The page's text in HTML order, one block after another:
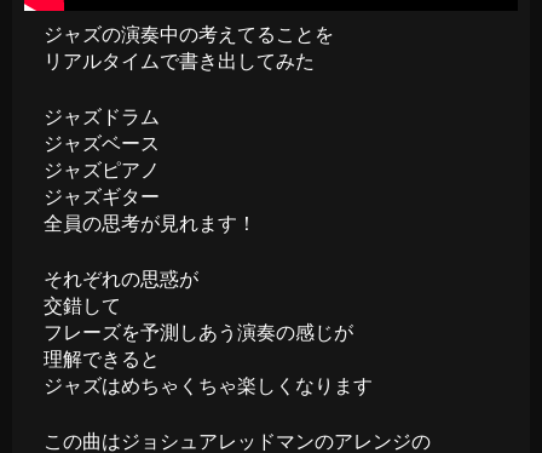
ジャズの演奏中の考えてることを
リアルタイムで書き出してみた
ジャズドラム
ジャズベース
ジャズピアノ
ジャズギター
全員の思考が見れます！
それぞれの思惑が
交錯して
フレーズを予測しあう演奏の感じが
理解できると
ジャズはめちゃくちゃ楽しくなります
この曲はジョシュアレッドマンのアレンジの